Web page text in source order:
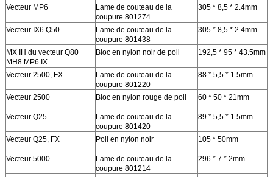
Vecteur MP6
Lame de couteau de la
coupure 801274
305 * 8,5 * 2.4mm
Vecteur IX6 Q50
Lame de couteau de la
coupure 801438
305 * 8,5 * 2.4mm
MX IH du vecteur Q80
MH8 MP6 IX
Bloc en nylon noir de poil 192,5 * 95 * 43.5mm
Vecteur 2500, FX
Lame de couteau de la
coupure 801220
88 * 5,5 * 1.5mm
Vecteur 2500 Bloc en nylon rouge de poil 60 * 50 * 21mm
Vecteur Q25
Lame de couteau de la
coupure 801420
89 * 5,5 * 1.5mm
Vecteur Q25, FX Poil en nylon noir 105 * 50mm
Vecteur 5000
Lame de couteau de la
coupure 801214
296 * 7 * 2mm